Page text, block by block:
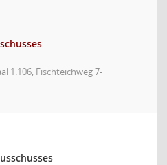
1.106, Fischteichweg 7-